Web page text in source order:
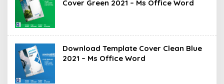
Cover Green 2021 – Ms Office Word
Download Template Cover Clean Blue
2021 – Ms Office Word